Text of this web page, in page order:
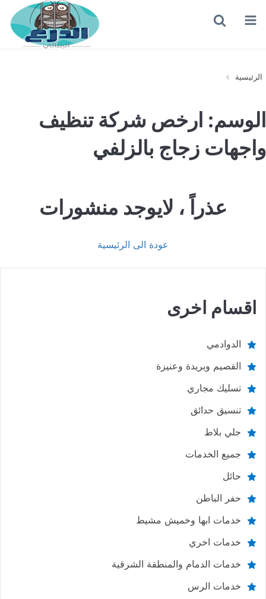
القائمة
الرئيسية
الوسم: ارخص شركة تنظيف
واجهات زجاج بالزلفي
عذراً ، لايوجد منشورات
عودة الى الرئيسية
اقسام اخرى
الدوادمي
القصيم وبريدة وعنيزة
تسليك مجاري
تنسيق حدائق
جلي بلاط
جميع الخدمات
حائل
حفر الباطن
خدمات ابها وخميش مشيط
خدمات اخري
خدمات الدمام والمنطقة الشرقية
خدمات الرس